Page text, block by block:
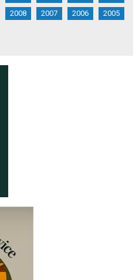
2008 2007 2006
2005